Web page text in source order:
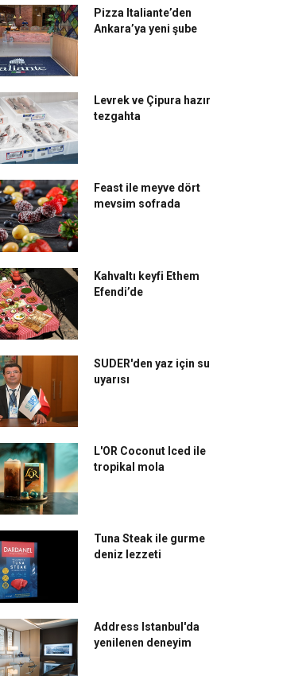
Pizza Italiante’den
Ankara’ya yeni şube
Levrek ve Çipura hazır
tezgahta
Feast ile meyve dört
mevsim sofrada
Kahvaltı keyfi Ethem
Efendi’de
SUDER'den yaz için su
uyarısı
L'OR Coconut Iced ile
tropikal mola
Tuna Steak ile gurme
deniz lezzeti
Address Istanbul'da
yenilenen deneyim